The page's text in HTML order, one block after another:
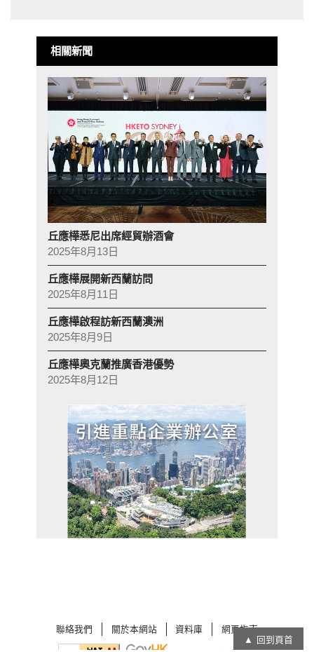
相關新聞
丘應樺悉尼出席經貿辦酒會
2025年8月13日
丘應樺展開新西蘭訪問
2025年8月11日
丘應樺啟程訪新西蘭澳洲
2025年8月9日
丘應樺奧克蘭推廣香港優勢
2025年8月12日
聯絡我們 關於本網站 資料庫
網頁指南
回到頁首